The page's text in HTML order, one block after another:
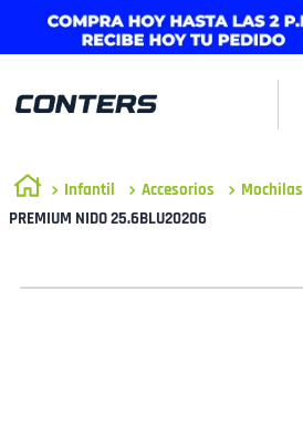
Infantil Accesorios Mochilas
PREMIUM NIDO 25.6BLU20206